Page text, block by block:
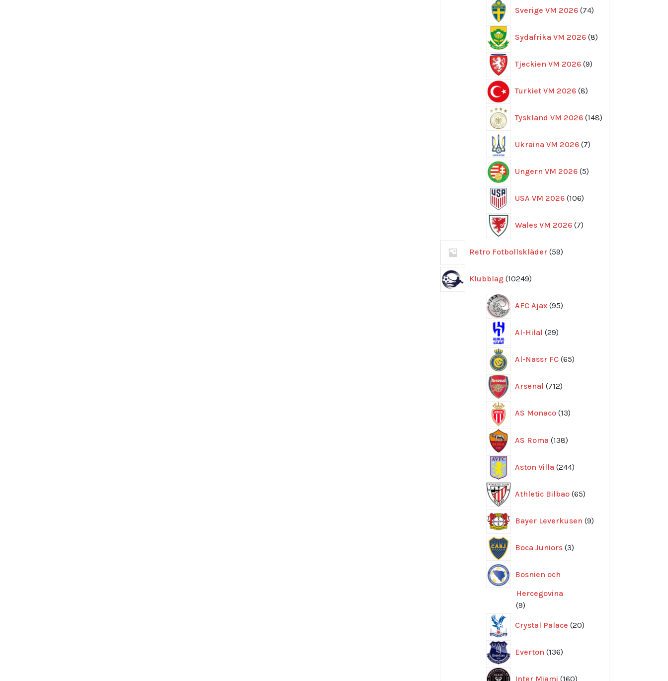
Sverige VM 2026 74
produkter
Sydafrika VM 2026 8
produkter
Tjeckien VM 2026 9
produkter
Turkiet VM 2026 8
produkter
Tyskland VM 2026 148
produkter
Ukraina VM 2026 7
produkter
Ungern VM 2026 5
produkter
USA VM 2026 106
produkter
Wales VM 2026 7
produkter
Retro Fotbollskläder 59
produkter
Klubblag 10249
produkter
AFC Ajax 95
produkter
Al-Hilal 29
produkter
Al-Nassr FC 65
produkter
Arsenal 712
produkter
AS Monaco 13
produkter
AS Roma 138
produkter
Aston Villa 244
produkter
Athletic Bilbao 65
produkter
Bayer Leverkusen 9
produkter
Boca Juniors 3
produkter
Bosnien och
Hercegovina
99
Crystal Palace 20
produkter
Everton 136
produkter
Inter Miami 160